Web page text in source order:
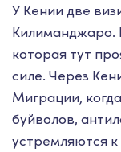
У Кении две
Килиманджаро.
которая тут
силе. Через
Миграции,
буйволов,
устремляются